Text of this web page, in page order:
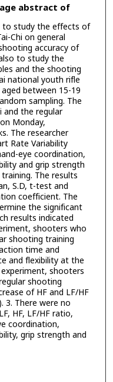
abstract of
to study the effects of
Chi on general
accuracy of
to study the
and the shooting
national youth rifle
between 15-19
sampling. The
and the regular
Monday,
The researcher
Rate Variability
eye coordination,
and grip strength
The results
S.D, t-test and
coefficient. The
the significant
results indicated
shooters who
shooting training
time and
and flexibility at the
shooters
shooting
of HF and LF/HF
3. There were no
HF, LF/HF ratio,
coordination,
grip strength and